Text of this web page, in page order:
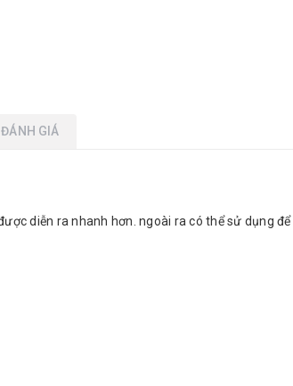
ĐÁNH GIÁ
diễn ra nhanh hơn. ngoài ra có thể sử dụng để